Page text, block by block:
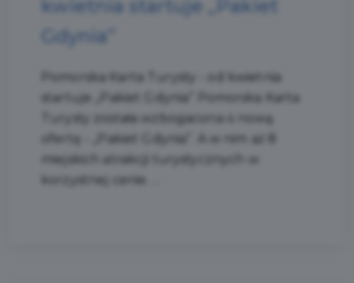
kwietnia startuje „Pakiet
Gdynia”
Pomorska Karta Turysty - od kwietnia
startuje „Pakiet Gdynia” Pomorska Karta
Turysty została wzbogacona o nową
ofertę - „Pakiet Gdynia”. A w nim aż 8
miejskich atrakcji turystycznych w
korzystnej cenie. ...